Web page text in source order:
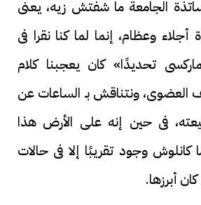
الجامعة ما شفتش زيه، يعنى
أجلاء وعظام، إنما لما كنا نقرا فى
تحديدًا» كان يعجبنا كلام
العضوى، ونتناقش بـ الساعات عن
فى حين إنه على الأرض هذا
وجود تقريبًا إلا فى حالات
أبرزها.